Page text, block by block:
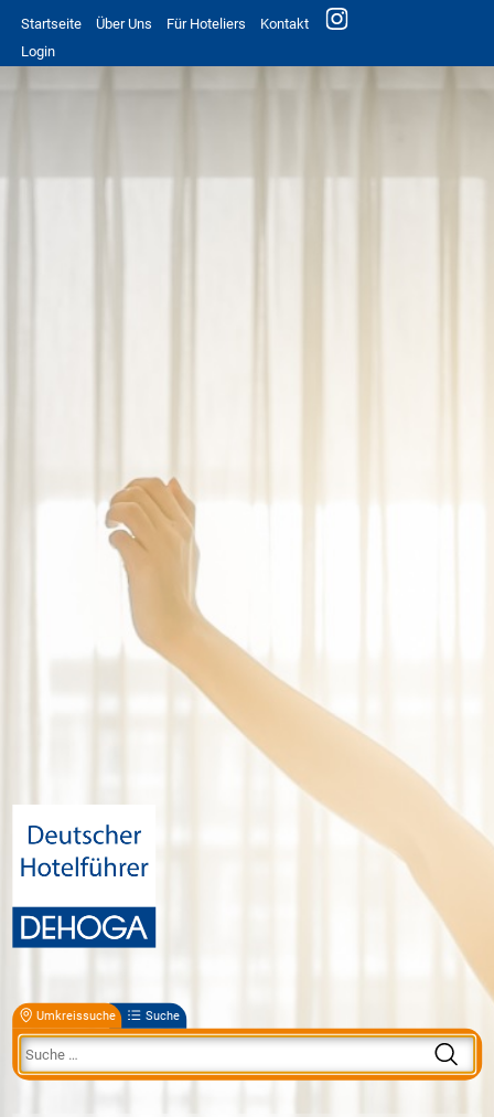
Startseite Über Uns Für Hoteliers
Kontakt
Login
Umkreissuche Suche